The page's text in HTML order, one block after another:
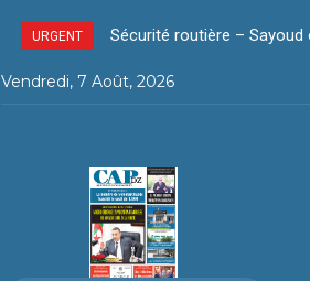
URGENT Sécurité routière – Sayoud
La révolution silencieuse
Vendredi, 7 Août, 2026